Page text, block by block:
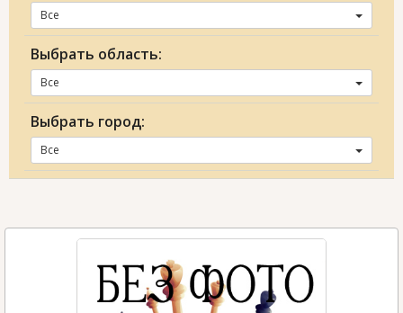
Все
Выбрать область:
Все
Выбрать город:
Все